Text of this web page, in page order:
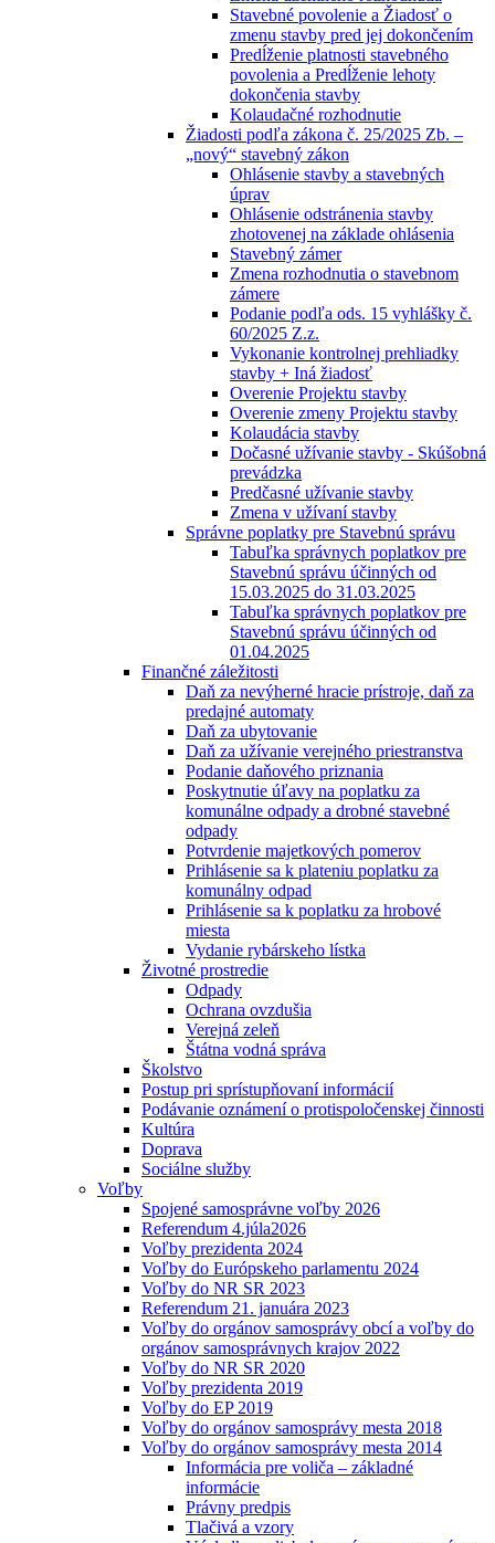
Stavebné povolenie a Žiadosť o
zmenu stavby pred jej dokončením
Predĺženie platnosti stavebného
povolenia a Predĺženie lehoty
dokončenia stavby
Kolaudačné rozhodnutie
Žiadosti podľa zákona č. 25/2025 Zb. –
„nový“ stavebný zákon
Ohlásenie stavby a stavebných
úprav
Ohlásenie odstránenia stavby
zhotovenej na základe ohlásenia
Stavebný zámer
Zmena rozhodnutia o stavebnom
zámere
Podanie podľa ods. 15 vyhlášky č.
60/2025 Z.z.
Vykonanie kontrolnej prehliadky
stavby + Iná žiadosť
Overenie Projektu stavby
Overenie zmeny Projektu stavby
Kolaudácia stavby
Dočasné užívanie stavby - Skúšobná
prevádzka
Predčasné užívanie stavby
Zmena v užívaní stavby
Správne poplatky pre Stavebnú správu
Tabuľka správnych poplatkov pre
Stavebnú správu účinných od
15.03.2025 do 31.03.2025
Tabuľka správnych poplatkov pre
Stavebnú správu účinných od
01.04.2025
Finančné záležitosti
Daň za nevýherné hracie prístroje, daň za
predajné automaty
Daň za ubytovanie
Daň za užívanie verejného priestranstva
Podanie daňového priznania
Poskytnutie úľavy na poplatku za
komunálne odpady a drobné stavebné
odpady
Potvrdenie majetkových pomerov
Prihlásenie sa k plateniu poplatku za
komunálny odpad
Prihlásenie sa k poplatku za hrobové
miesta
Vydanie rybárskeho lístka
Životné prostredie
Odpady
Ochrana ovzdušia
Verejná zeleň
Štátna vodná správa
Školstvo
Postup pri sprístupňovaní informácií
Podávanie oznámení o protispoločenskej činnosti
Kultúra
Doprava
Sociálne služby
Voľby
Spojené samosprávne voľby 2026
Referendum 4.júla2026
Voľby prezidenta 2024
Voľby do Európskeho parlamentu 2024
Voľby do NR SR 2023
Referendum 21. januára 2023
Voľby do orgánov samosprávy obcí a voľby do
orgánov samosprávnych krajov 2022
Voľby do NR SR 2020
Voľby prezidenta 2019
Voľby do EP 2019
Voľby do orgánov samosprávy mesta 2018
Voľby do orgánov samosprávy mesta 2014
Informácia pre voliča – základné
informácie
Právny predpis
Tlačivá a vzory